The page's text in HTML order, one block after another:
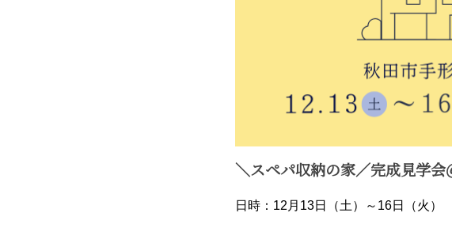
＼スペパ収納の家／完成見学会
日時：12月13日（土）～16日（火）